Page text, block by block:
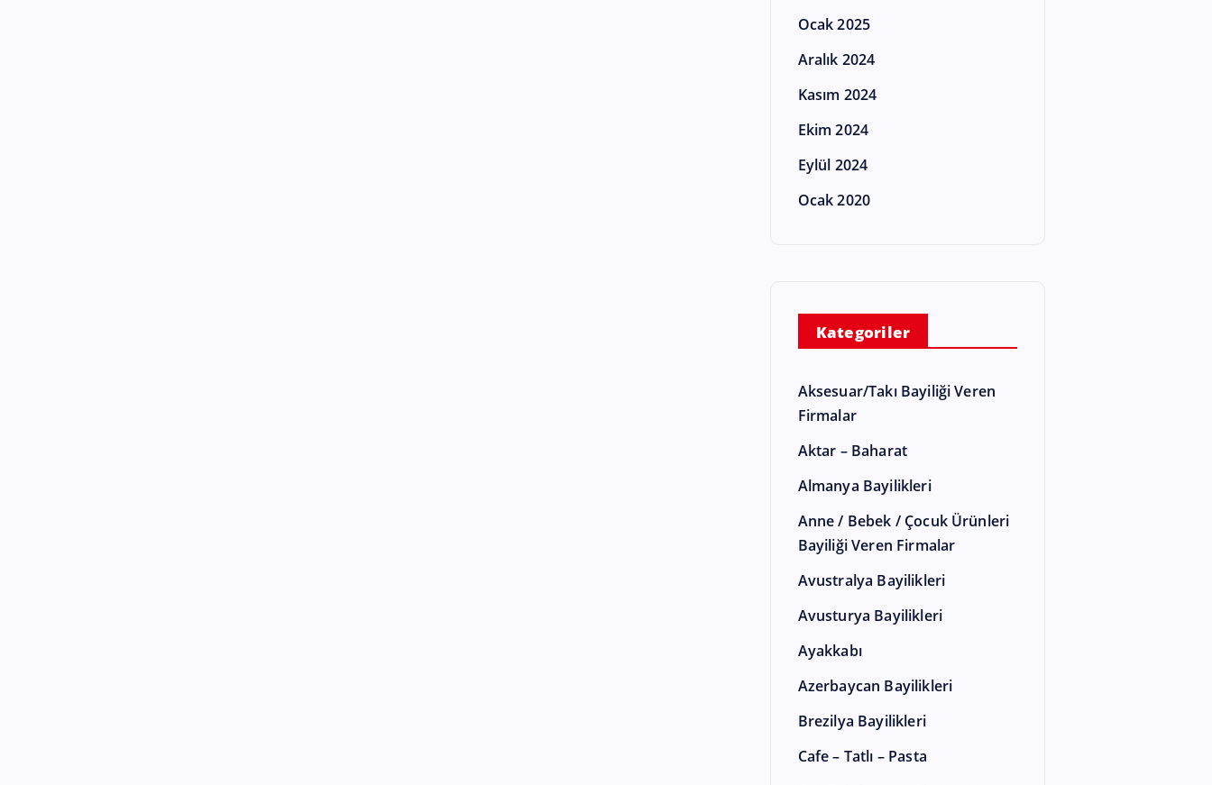
Ocak 2025
Aralık 2024
Kasım 2024
Ekim 2024
Eylül 2024
Ocak 2020
Kategoriler
Aksesuar/Takı Bayiliği Veren
Firmalar
Aktar – Baharat
Almanya Bayilikleri
Anne / Bebek / Çocuk Ürünleri
Bayiliği Veren Firmalar
Avustralya Bayilikleri
Avusturya Bayilikleri
Ayakkabı
Azerbaycan Bayilikleri
Brezilya Bayilikleri
Cafe – Tatlı – Pasta